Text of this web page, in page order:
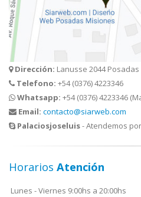
Dirección: Lanusse 2044
Telefono: +54 (0376) 4223346
Whatsapp: +54 (0376) 4223346
Email: contacto@siarweb.com
Palaciosjoseluis- Atendemos
Horarios Atención
Lunes - Viernes 9:00hs a 20:00hs